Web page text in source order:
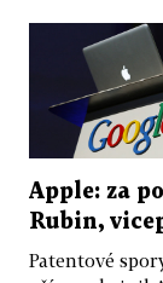
Apple: za
Rubin,
Patentové